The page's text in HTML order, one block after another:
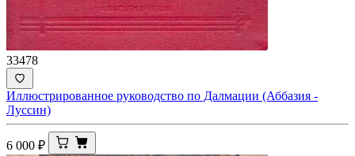
33478
Иллюстрированное руководство по Далмации (Аббазия -
Луссин)
6 000 ₽